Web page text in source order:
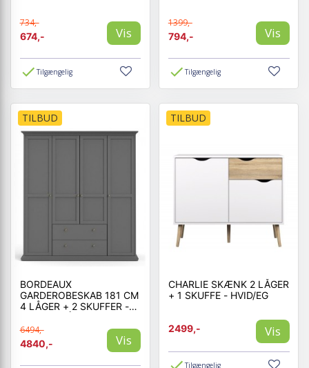
734,-
674,-
Vis
Tilgængelig
1399,-
794,-
Vis
Tilgængelig
TILBUD
BORDEAUX
GARDEROBESKAB 181 CM
4 LÅGER + 2 SKUFFER -
6494,-
4840,-
Vis
TILBUD
CHARLIE SKÆNK 2 LÅGER
+ 1 SKUFFE - HVID/EG
2499,- Vis
Tilgængelig